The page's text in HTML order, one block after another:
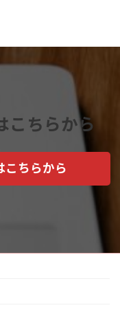
こちらから
こちらから